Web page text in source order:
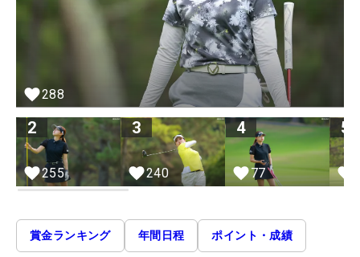
288
2
255
3
240
4
77
5
賞金ランキング 年間日程 ポイント・成績